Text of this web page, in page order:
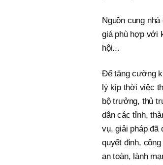
Nguồn cung
giá phù hợp với
hội...
Để tăng cường
lý kịp thời việc
bộ trưởng, thủ
dân các tỉnh,
vụ, giải pháp đã
quyết định,
an toàn, lành